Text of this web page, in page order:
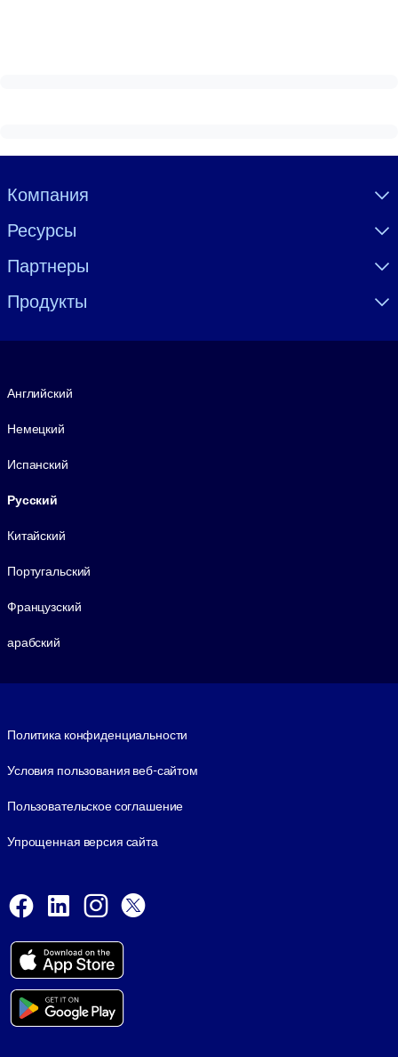
Visually hidden Text
Компания
Ресурсы
Партнеры
Продукты
Английский
Немецкий
Испанский
Русский
Китайский
Португальский
Французский
арабский
Политика конфиденциальности
Условия пользования веб-сайтом
Пользовательское соглашение
Упрощенная версия сайта
Facebook
LinkedInInstagram